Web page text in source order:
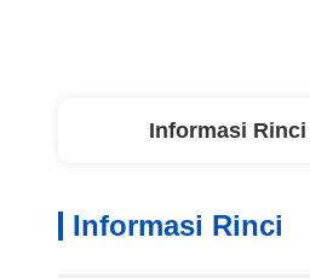
Informasi Rinci
Informasi Rinci